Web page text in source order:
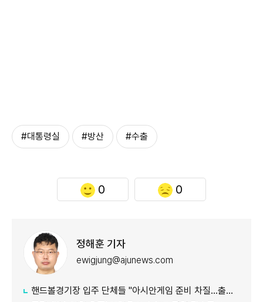
#대통령실 #방산 #수출
0 0
정해훈 기자
ewigjung@ajunews.com
핸드볼경기장 입주 단체들 "아시안게임 준비 차질…출입 협조 간곡히 요청"